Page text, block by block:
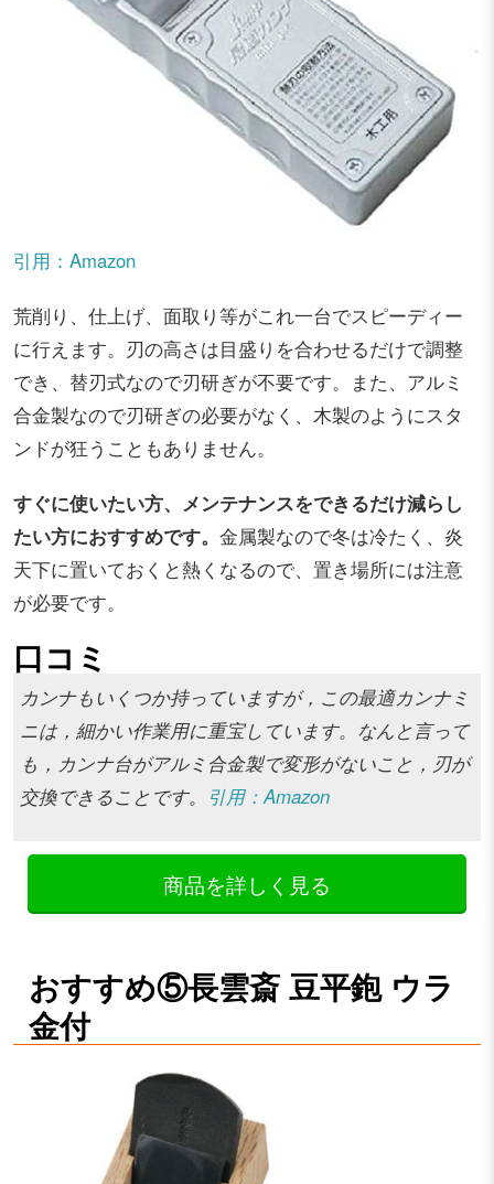
引用：Amazon
荒削り、仕上げ、面取り等がこれ一台でスピーディー
に行えます。刃の高さは目盛りを合わせるだけで調整
でき、替刃式なので刃研ぎが不要です。また、アルミ
合金製なので刃研ぎの必要がなく、木製のようにスタ
ンドが狂うこともありません。
すぐに使いたい方、メンテナンスをできるだけ減らし
たい方におすすめです。 金属製なので冬は冷たく、炎
天下に置いておくと熱くなるので、置き場所には注意
が必要です。
口コミ
カンナもいくつか持っていますが，この最適カンナミ
ニは，細かい作業用に重宝しています。なんと言って
も，カンナ台がアルミ合金製で変形がないこと，刃が
交換できることです。
引用：Amazon
商品を詳しく見る
おすすめ⑤長雲斎 豆平鉋 ウラ
金付